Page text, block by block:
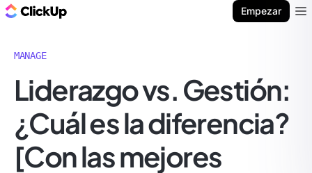
Empezar
MANAGE
Liderazgo vs. Gestión:
¿Cuál es la diferencia?
[Con las mejores